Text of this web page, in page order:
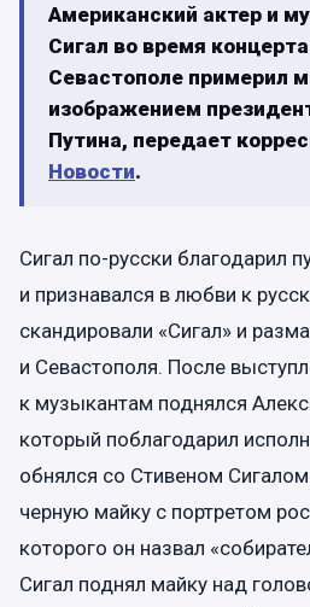
Американский актер и
Сигал во время
Севастополе примерил
изображением
Путина, передает
Новости.
Сигал по-русски благодарил
и признавался в любви к
скандировали «Сигал» и
и Севастополя. После
к музыкантам поднялся
который поблагодарил
обнялся со Стивеном
черную майку с портретом
которого он назвал
Сигал поднял майку над